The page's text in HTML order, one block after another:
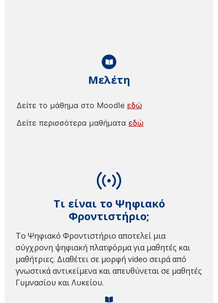
Τι είναι το Ψηφιακό
Φροντιστήριο;
Το Ψηφιακό Φροντιστήριο αποτελεί μια
σύγχρονη ψηφιακή πλατφόρμα για μαθητές και
μαθήτριες. Διαθέτει σε μορφή video σειρά από
γνωστικά αντικείμενα και απευθύνεται σε μαθητές
Γυμνασίου και Λυκείου.
Μελέτη
Δείτε το μάθημα στο Moodle εδώ
Δείτε περισσότερα μαθήματα εδώ